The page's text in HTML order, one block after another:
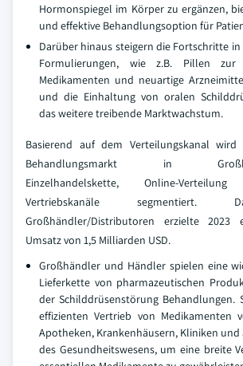
Hormonspiegel im Körper zu ergänzen,
und effektive Behandlungsoption für
Darüber hinaus steigern die Fortschritte
Formulierungen, wie z.B. Pillen zur
Medikamenten und neuartige
und die Einhaltung von oralen
das weitere treibende Marktwachstum.
Basierend auf dem Verteilungskanal wird
Behandlungsmarkt in
Einzelhandelskette, Online-
Vertriebskanäle segmentiert.
Großhändler/Distributoren erzielte 2023
Umsatz von 1,5 Milliarden USD.
Großhändler und Händler spielen eine
Lieferkette von pharmazeutischen
der Schilddrüsenstörung Behandlungen.
effizienten Vertrieb von Medikamenten
Apotheken, Krankenhäusern, Kliniken
des Gesundheitswesens, um eine breite